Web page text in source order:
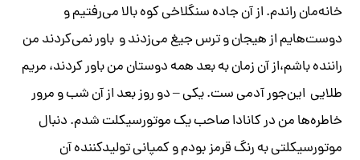
خانه‌مان راندم. از آن جاده سنگلاخی کوه بالا می‌رفتیم و
دوست‌هایم از هیجان و ترس جیغ می‌زدند و باور نمی‌کردند من
راننده باشم،از آن زمان به بعد همه دوستان من باور کردند، مریم
طلایی این‌جور آدمی ‌ست. یکی – دو روز بعد از آن شب و مرور
خاطره‌ها من در کانادا صاحب یک موتورسیکلت شدم. دنبال
موتورسیکلتی به رنگ قرمز بودم و کمپانی تولیدکننده آن